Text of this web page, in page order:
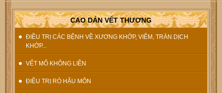
CAO DÁN VẾT THƯƠNG
ĐIỀU TRỊ CÁC BỆNH VỀ XƯƠNG KHỚP, VIÊM, TRÀN DỊCH
KHỚP...
VẾT MỔ KHÔNG LIỀN
ĐIỀU TRỊ RÒ HẬU MÔN